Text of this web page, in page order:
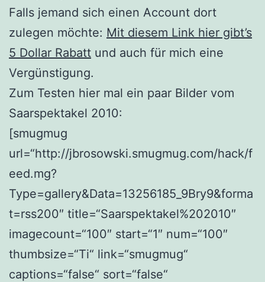
Falls jemand sich einen Account dort
zulegen möchte: Mit diesem Link hier gibt’s
5 Dollar Rabatt und auch für mich eine
Vergünstigung.
Zum Testen hier mal ein paar Bilder vom
Saarspektakel 2010:
[smugmug
url=“http://jbrosowski.smugmug.com/hack/f
eed.mg?
Type=gallery&Data=13256185_9Bry9&forma
t=rss200″ title=“Saarspektakel%202010″
imagecount=“100″ start=“1″ num=“100″
thumbsize=“Ti“ link=“smugmug“
captions=“false“ sort=“false“